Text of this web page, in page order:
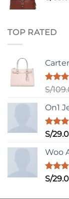
TOP RATED
de 5
S/
On1
de 5
S/
Woo
S/